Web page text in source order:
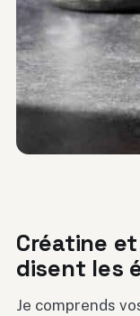
Créatine
disent les
Je comprends